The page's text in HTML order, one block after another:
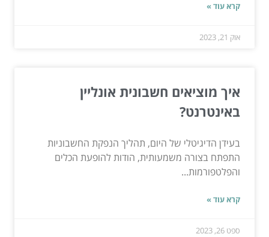
קרא עוד »
אוק 21, 2023
איך מוציאים חשבונית אונליין
באינטרנט?
בעידן הדיגיטלי של היום, תהליך הנפקת החשבוניות
התפתח בצורה משמעותית, הודות להופעת הכלים
והפלטפורמות...
קרא עוד »
ספט 26, 2023